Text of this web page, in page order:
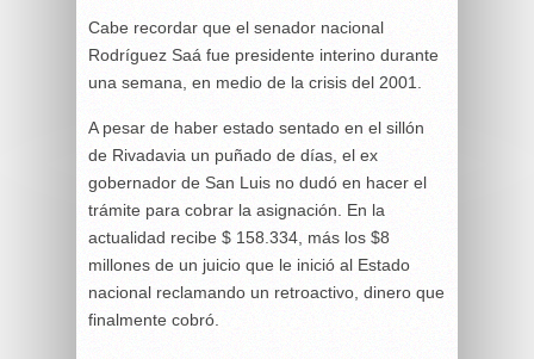
Cabe recordar que el senador nacional
Rodríguez Saá fue presidente interino durante
una semana, en medio de la crisis del 2001.
A pesar de haber estado sentado en el sillón
de Rivadavia un puñado de días, el ex
gobernador de San Luis no dudó en hacer el
trámite para cobrar la asignación. En la
actualidad recibe $ 158.334, más los $8
millones de un juicio que le inició al Estado
nacional reclamando un retroactivo, dinero que
finalmente cobró.